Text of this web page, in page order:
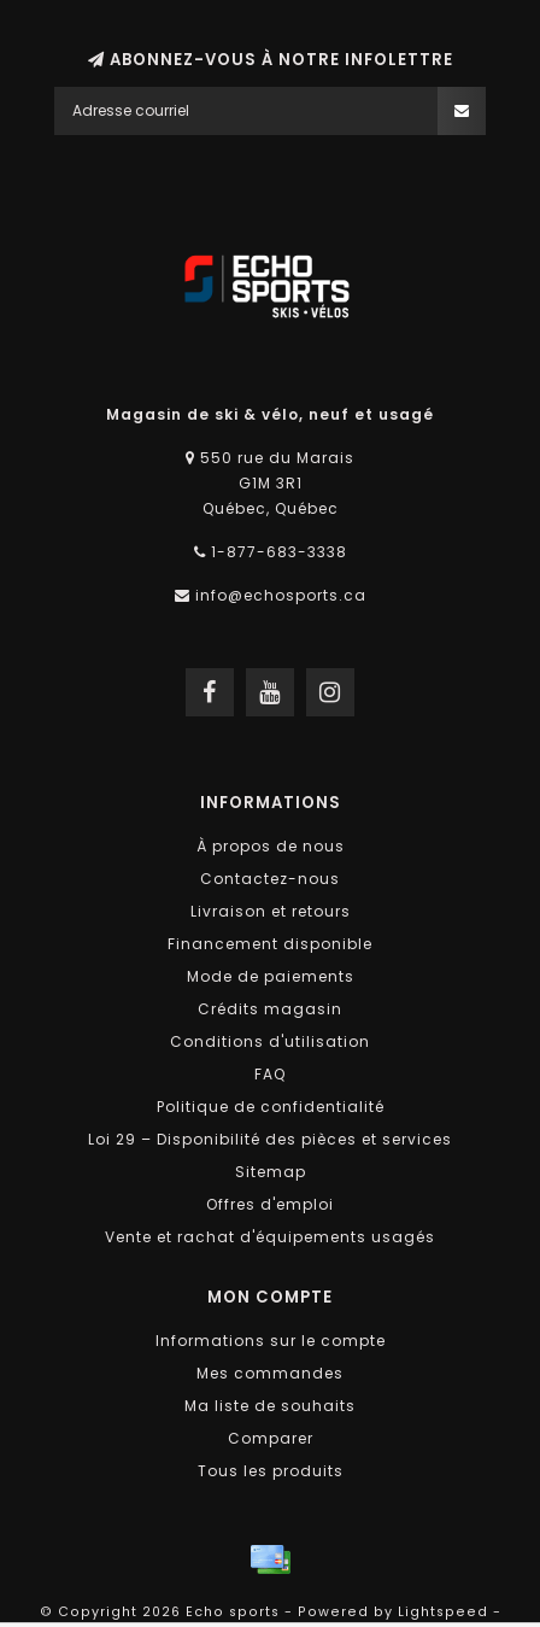
ABONNEZ-VOUS À NOTRE INFOLETTRE
Magasin de ski & vélo, neuf et usagé
550 rue du Marais
G1M 3R1
Québec, Québec
1-877-683-3338
info@echosports.ca
INFORMATIONS
À propos de nous
Contactez-nous
Livraison et retours
Financement disponible
Mode de paiements
Crédits magasin
Conditions d'utilisation
FAQ
Politique de confidentialité
Loi 29 – Disponibilité des pièces et services
Sitemap
Offres d'emploi
Vente et rachat d'équipements usagés
MON COMPTE
Informations sur le compte
Mes commandes
Ma liste de souhaits
Comparer
Tous les produits
© Copyright 2026 Echo sports - Powered by Lightspeed -